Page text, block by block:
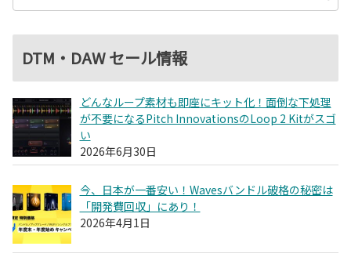
DTM・DAW セール情報
どんなループ素材も即座にキット化！面倒な下処理
が不要になるPitch InnovationsのLoop 2 Kitがスゴ
い
2026年6月30日
今、日本が一番安い！Wavesバンドル破格の秘密は
「開発費回収」にあり！
2026年4月1日